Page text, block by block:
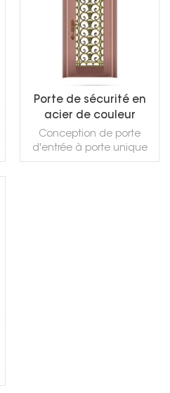
Porte de sécurité en
acier de couleur
cuivre galvanisé
Conception de porte
d'entrée à porte unique
en cuivre